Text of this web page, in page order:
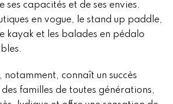
ses capacités et de ses envies.
en vogue, le stand up paddle,
kayak et les balades en pédalo
notamment, connaît un succès
familles de toutes générations,